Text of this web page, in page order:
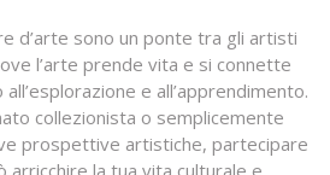
d’arte sono un ponte tra gli artisti
l’arte prende vita e si connette
e all’apprendimento.
collezionista o semplicemente
prospettive artistiche, partecipare
arricchire la tua vita culturale e